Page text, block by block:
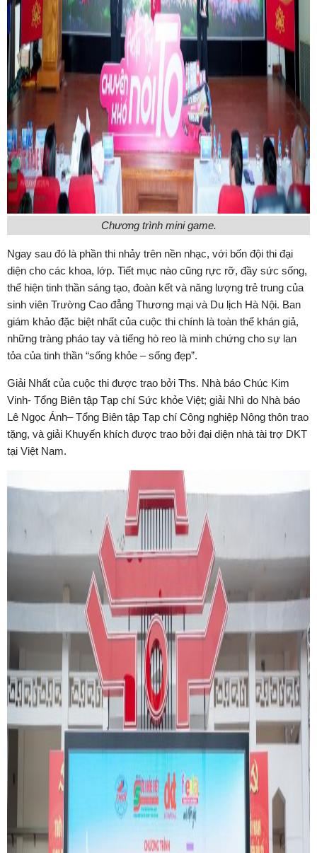
Chương trình mini game.
Ngay sau đó là phần thi nhảy trên nền nhạc, với bốn đội thi đại
diện cho các khoa, lớp. Tiết mục nào cũng rực rỡ, đầy sức sống,
thể hiện tinh thần sáng tạo, đoàn kết và năng lượng trẻ trung của
sinh viên Trường Cao đẳng Thương mại và Du lịch Hà Nội. Ban
giám khảo đặc biệt nhất của cuộc thi chính là toàn thể khán giả,
những tràng pháo tay và tiếng hò reo là minh chứng cho sự lan
tỏa của tinh thần “sống khỏe – sống đẹp”.
Giải Nhất của cuộc thi được trao bởi Ths. Nhà báo Chúc Kim
Vinh- Tổng Biên tập Tạp chí Sức khỏe Việt; giải Nhì do Nhà báo
Lê Ngọc Ánh– Tổng Biên tập Tạp chí Công nghiệp Nông thôn trao
tặng, và giải Khuyến khích được trao bởi đại diện nhà tài trợ DKT
tại Việt Nam.